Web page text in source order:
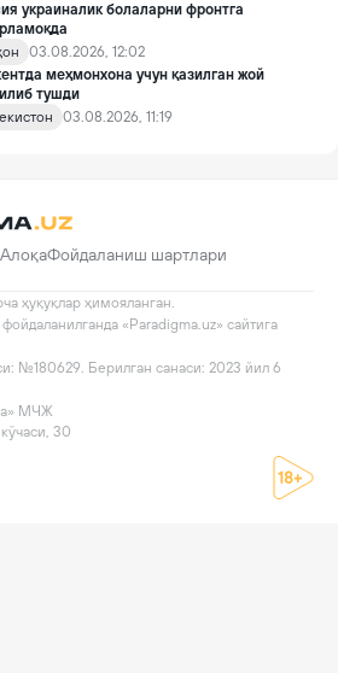
украиналик болаларни фронтга
03.08.2026, 12:02
меҳмонхона учун қазилган жой
тушди
03.08.2026, 11:19
АлоқаФойдаланиш шартлари
ҳуқуқлар ҳимояланган.
«Paradigma.uz» сайтига
№180629. Берилган санаси: 2023 йил 6
МЧЖ
30